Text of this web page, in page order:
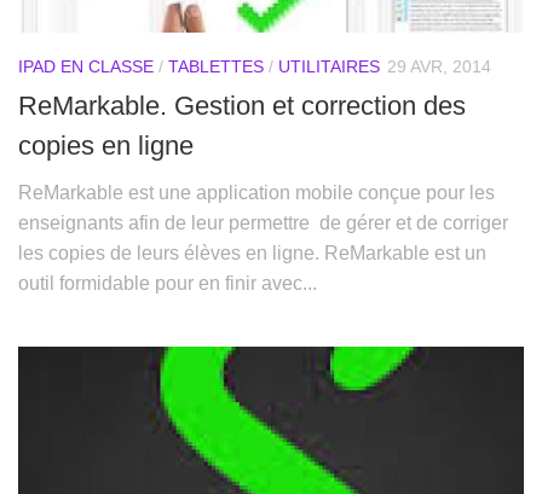
IPAD EN CLASSE / TABLETTES / UTILITAIRES 29 AVR, 2014
ReMarkable. Gestion et correction des
copies en ligne
ReMarkable est une application mobile conçue pour les
enseignants afin de leur permettre de gérer et de corriger
les copies de leurs élèves en ligne. ReMarkable est un
outil formidable pour en finir avec...